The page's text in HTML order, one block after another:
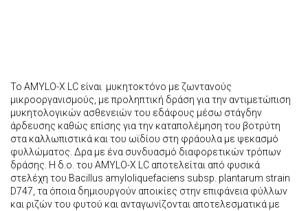
To AMYLO-X LC είναι μυκητοκτόνο με ζωντανούς
μικροοργανισμούς, με προληπτική δράση για την αντιμετώπιση
μυκητολογικών ασθενειών του εδάφους μέσω στάγδην
άρδευσης καθώς επίσης για την καταπολέμηση του βοτρύτη
στα καλλωπιστικά και του ωϊδίου στη φράουλα με ψεκασμό
φυλλώματος. Δρα με ένα συνδυασμό διαφορετικών τρόπων
δράσης. Η δ.ο. του ΑΜΥLΟ-Χ LC αποτελείται από φυσικά
στελέχη του Bacillus amyloliquefaciens subsp. plantarum strain
D747, τα όποια δημιουργούν αποικίες στην επιφάνεια φύλλων
και ριζών του φυτού και ανταγωνίζονται αποτελεσματικά με